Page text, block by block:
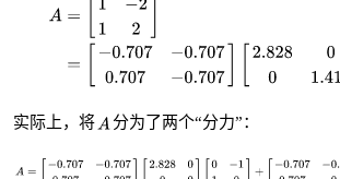
实际上，将 分为了两个“分力”：